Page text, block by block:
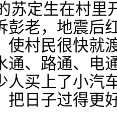
苏定生在村里
彭老，地震后
使村民很快就
通、路通、电
人买上了小汽
把日子过得更